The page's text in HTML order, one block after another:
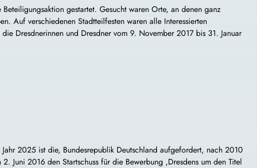
gestartet. Gesucht waren Orte, an denen ganz
Auf verschiedenen Stadtteilfesten waren alle Interessierten
Dresdnerinnen und Dresdner vom 9. November 2017 bis 31. Januar
2025 ist die, Bundesrepublik Deutschland aufgefordert, nach 2010
Juni 2016 den Startschuss für die Bewerbung ,Dresdens um den Titel